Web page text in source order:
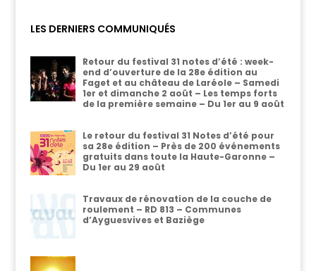
LES DERNIERS COMMUNIQUÉS
Retour du festival 31 notes d’été : week-
end d’ouverture de la 28e édition au
Faget et au château de Laréole – Samedi
1er et dimanche 2 août – Les temps forts
de la première semaine – Du 1er au 9 août
Le retour du festival 31 Notes d’été pour
sa 28e édition – Près de 200 événements
gratuits dans toute la Haute-Garonne –
Du 1er au 29 août
Travaux de rénovation de la couche de
roulement – RD 813 – Communes
d’Ayguesvives et Baziège